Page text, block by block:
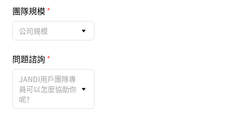
團隊規模
公司規模
問題諮詢
JANDI用戶團隊專
員可以怎麼協助你
呢?